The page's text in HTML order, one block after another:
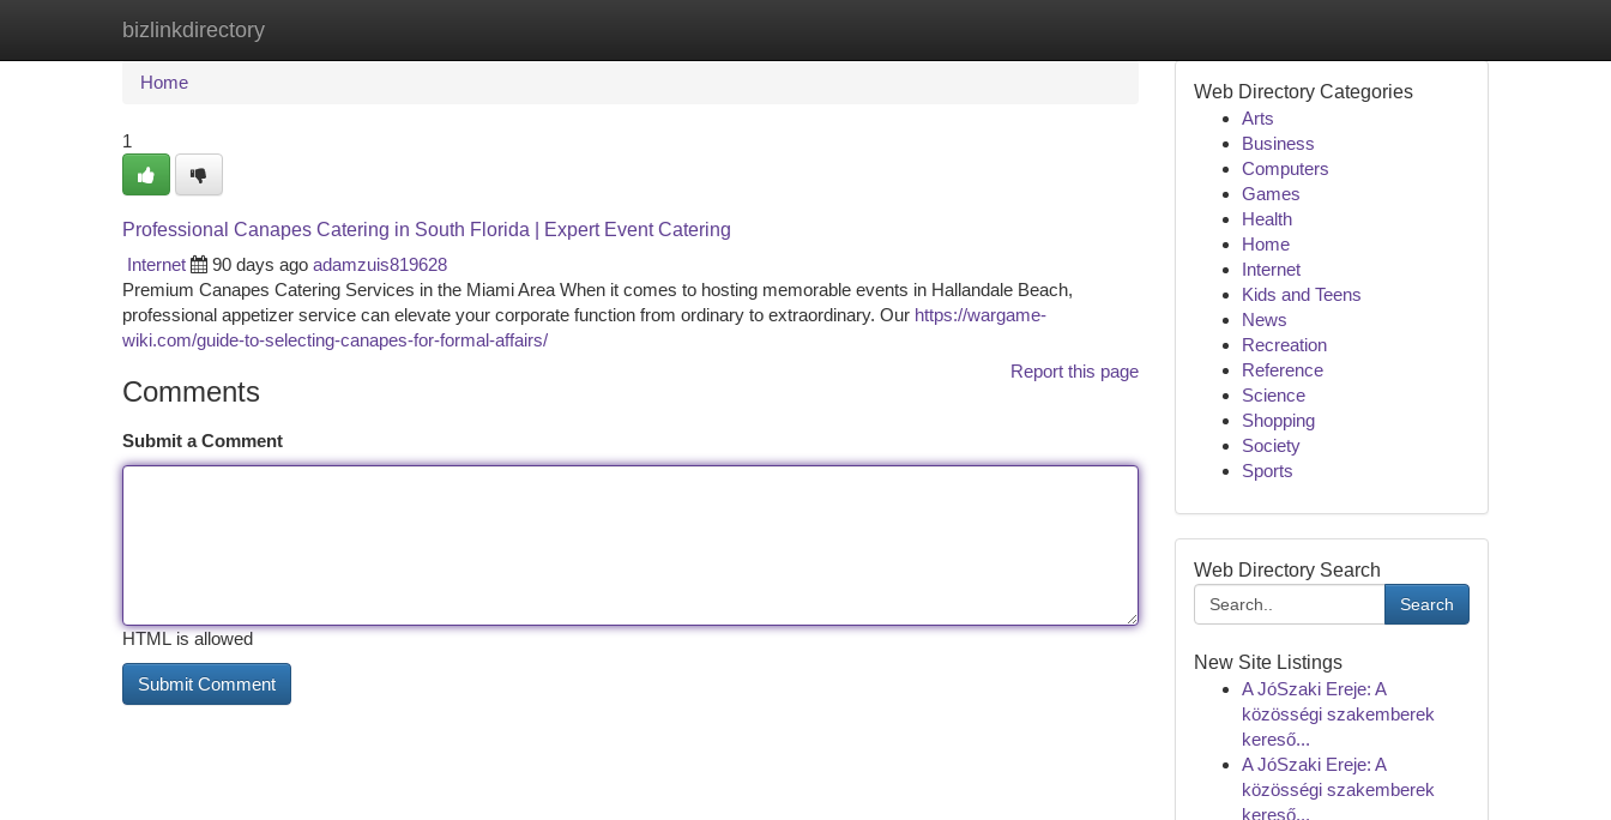
bizlinkdirectory
Home New Site Listings
Home
1
Professional Canapes Catering in South Florida | Expert Event Catering
Internet
90 days ago adamzuis819628
Premium Canapes Catering Services in the Miami Area When it comes to hosting memorable events in Hallandale Beach,
professional appetizer service can elevate your corporate function from ordinary to extraordinary. Our https://wargame-
wiki.com/guide-to-selecting-canapes-for-formal-affairs/
Report this page
Comments
Submit a Comment
HTML is allowed
Web Directory Categories
Arts
Business
Computers
Games
Health
Home
Internet
Kids and Teens
News
Recreation
Reference
Science
Shopping
Society
Sports
Web Directory Search
Search
New Site Listings
A JóSzaki Ereje: A
közösségi szakemberek
kereső...
A JóSzaki Ereje: A
közösségi szakemberek
kereső...